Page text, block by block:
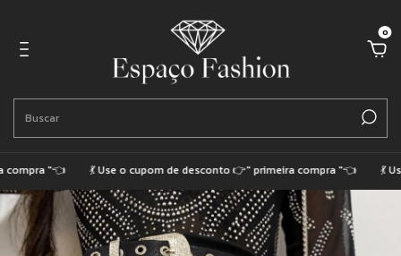
0
"👈 💃 Use o cupom de desconto 👉" primeira compra "👈 💃